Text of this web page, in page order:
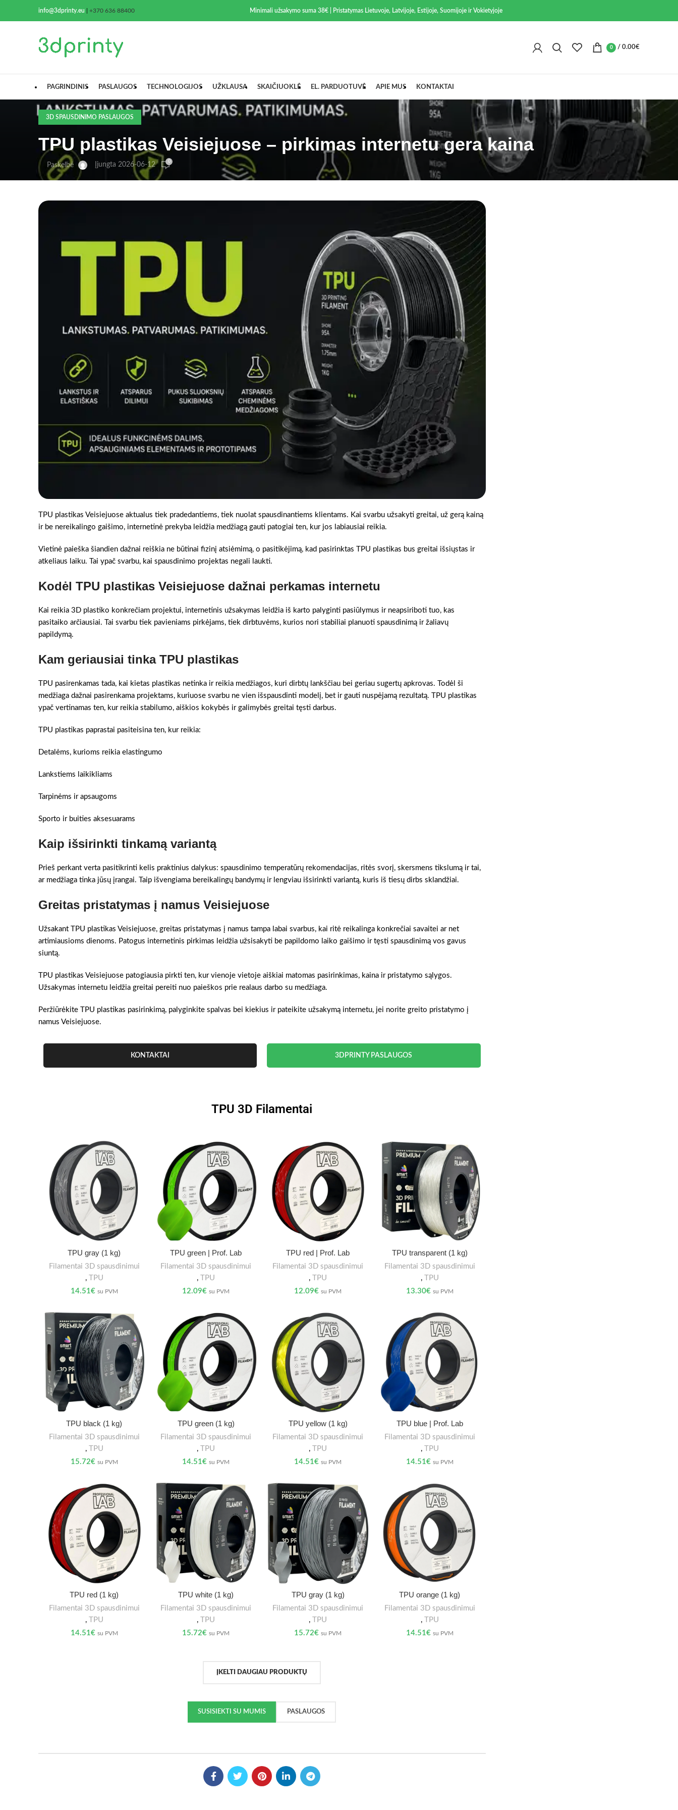
info@3dprinty.eu +370 636 88400 Minimali užsakymo suma 38€ | Pristatymas Lietuvoje, Latvijoje, Estijoje, Suomijoje ir Vokietyjoje
0 / 0.00€
PAGRINDINIS PASLAUGOS TECHNOLOGIJOS UŽKLAUSA SKAIČIUOKLĖ EL. PARDUOTUVĖ APIE MUS KONTAKTAI
3D SPAUSDINIMO PASLAUGOS
TPU plastikas Veisiejuose – pirkimas internetu gera kaina
Paskelbė Įjungta 2026-06-12 0
TPU plastikas Veisiejuose aktualus tiek pradedantiems, tiek nuolat spausdinantiems klientams. Kai svarbu užsakyti greitai, už gerą kainą
ir be nereikalingo gaišimo, internetinė prekyba leidžia medžiagą gauti patogiai ten, kur jos labiausiai reikia.
Vietinė paieška šiandien dažnai reiškia ne būtinai fizinį atsiėmimą, o pasitikėjimą, kad pasirinktas TPU plastikas bus greitai išsiųstas ir
atkeliaus laiku. Tai ypač svarbu, kai spausdinimo projektas negali laukti.
Kodėl TPU plastikas Veisiejuose dažnai perkamas internetu
Kai reikia 3D plastiko konkrečiam projektui, internetinis užsakymas leidžia iš karto palyginti pasiūlymus ir neapsiriboti tuo, kas
pasitaiko arčiausiai. Tai svarbu tiek pavieniams pirkėjams, tiek dirbtuvėms, kurios nori stabiliai planuoti spausdinimą ir žaliavų
papildymą.
Kam geriausiai tinka TPU plastikas
TPU pasirenkamas tada, kai kietas plastikas netinka ir reikia medžiagos, kuri dirbtų lankščiau bei geriau sugertų apkrovas. Todėl ši
medžiaga dažnai pasirenkama projektams, kuriuose svarbu ne vien išspausdinti modelį, bet ir gauti nuspėjamą rezultatą. TPU plastikas
ypač vertinamas ten, kur reikia stabilumo, aiškios kokybės ir galimybės greitai tęsti darbus.
TPU plastikas paprastai pasiteisina ten, kur reikia:
Detalėms, kurioms reikia elastingumo
Lankstiems laikikliams
Tarpinėms ir apsaugoms
Sporto ir buities aksesuarams
Kaip išsirinkti tinkamą variantą
Prieš perkant verta pasitikrinti kelis praktinius dalykus: spausdinimo temperatūrų rekomendacijas, ritės svorį, skersmens tikslumą ir tai,
ar medžiaga tinka jūsų įrangai. Taip išvengiama bereikalingų bandymų ir lengviau išsirinkti variantą, kuris iš tiesų dirbs sklandžiai.
Greitas pristatymas į namus Veisiejuose
Užsakant TPU plastikas Veisiejuose, greitas pristatymas į namus tampa labai svarbus, kai ritė reikalinga konkrečiai savaitei ar net
artimiausioms dienoms. Patogus internetinis pirkimas leidžia užsisakyti be papildomo laiko gaišimo ir tęsti spausdinimą vos gavus
siuntą.
TPU plastikas Veisiejuose patogiausia pirkti ten, kur vienoje vietoje aiškiai matomas pasirinkimas, kaina ir pristatymo sąlygos.
Užsakymas internetu leidžia greitai pereiti nuo paieškos prie realaus darbo su medžiaga.
Peržiūrėkite TPU plastikas pasirinkimą, palyginkite spalvas bei kiekius ir pateikite užsakymą internetu, jei norite greito pristatymo į
namus Veisiejuose.
KONTAKTAI 3DPRINTY PASLAUGOS
TPU 3D Filamentai
TPU gray (1 kg)
Filamentai 3D spausdinimui
, TPU
14.51€ su PVM
TPU green | Prof. Lab
Filamentai 3D spausdinimui
,TPU
12.09€ su PVM
TPU red | Prof. Lab
Filamentai 3D spausdinimui
,TPU
12.09€ su PVM
TPU transparent (1 kg)
Filamentai 3D spausdinimui
, TPU
13.30€ su PVM
TPU black (1 kg)
Filamentai 3D spausdinimui
,
TPU
15.72€ su PVM
TPU green (1 kg)
Filamentai 3D spausdinimui
,
TPU
14.51€ su PVM
TPU yellow (1 kg)
Filamentai 3D spausdinimui
,
TPU
14.51€ su PVM
TPU blue | Prof. Lab
Filamentai 3D spausdinimui
,
TPU
14.51€ su PVM
TPU red (1 kg)
Filamentai 3D spausdinimui
,
TPU
14.51€ su PVM
TPU white (1 kg)
Filamentai 3D spausdinimui
,
TPU
15.72€ su PVM
TPU gray (1 kg)
Filamentai 3D spausdinimui
,
TPU
15.72€ su PVM
TPU orange (1 kg)
Filamentai 3D spausdinimui
,
TPU
14.51€ su PVM
ĮKELTI DAUGIAU PRODUKTŲ
SUSISIEKTI SU MUMIS PASLAUGOS